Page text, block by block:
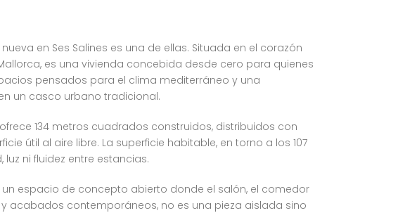
en Ses Salines es una de ellas. Situada en el corazón
es una vivienda concebida desde cero para quienes
pensados para el clima mediterráneo y una
un casco urbano tradicional.
134 metros cuadrados construidos, distribuidos con
útil al aire libre. La superficie habitable, en torno a los 107
ni fluidez entre estancias.
espacio de concepto abierto donde el salón, el comedor
acabados contemporáneos, no es una pieza aislada sino